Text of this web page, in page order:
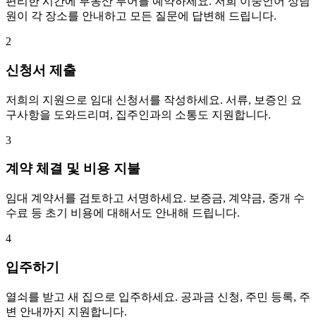
원이 각 장소를 안내하고 모든 질문에 답변해 드립니다.
2
신청서 제출
저희의 지원으로 임대 신청서를 작성하세요. 서류, 보증인 요
구사항을 도와드리며, 집주인과의 소통도 지원합니다.
3
계약 체결 및 비용 지불
임대 계약서를 검토하고 서명하세요. 보증금, 계약금, 중개 수
수료 등 초기 비용에 대해서도 안내해 드립니다.
4
입주하기
열쇠를 받고 새 집으로 입주하세요. 공과금 신청, 주민 등록, 주
변 안내까지 지원합니다.